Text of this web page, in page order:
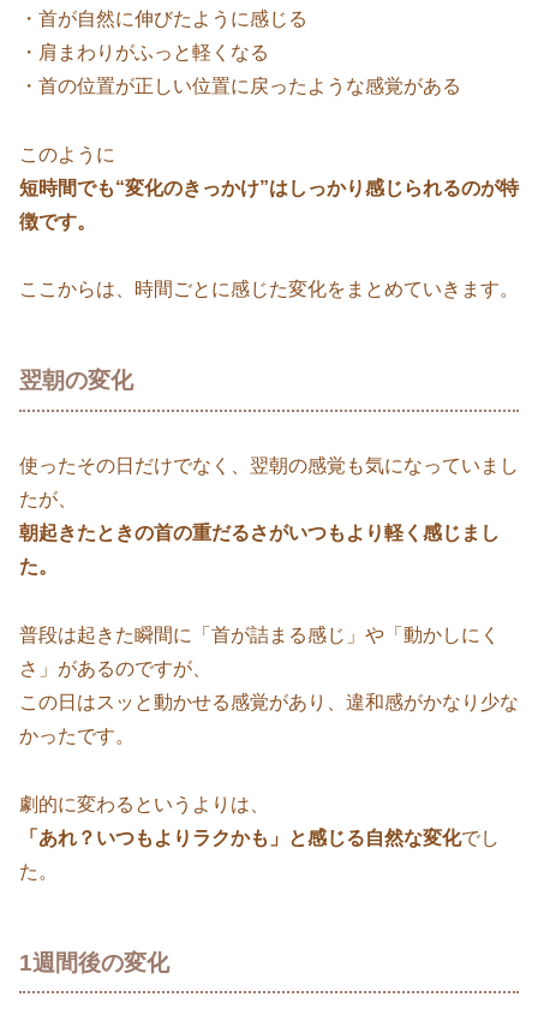
・首が自然に伸びたように感じる
・肩まわりがふっと軽くなる
・首の位置が正しい位置に戻ったような感覚がある
このように
短時間でも“変化のきっかけ”はしっかり感じられるのが特
徴です。
ここからは、時間ごとに感じた変化をまとめていきます。
翌朝の変化
使ったその日だけでなく、翌朝の感覚も気になっていまし
たが、
朝起きたときの首の重だるさがいつもより軽く感じまし
た。
普段は起きた瞬間に「首が詰まる感じ」や「動かしにく
さ」があるのですが、
この日はスッと動かせる感覚があり、違和感がかなり少な
かったです。
劇的に変わるというよりは、
「あれ？いつもよりラクかも」と感じる自然な変化でし
た。
1週間後の変化